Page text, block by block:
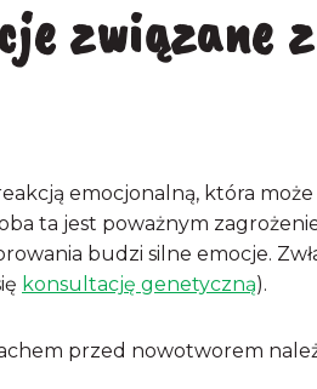
związane
emocjonalną, która może
ta jest poważnym
budzi silne emocje.
konsultację genetyczną).
przed nowotworem